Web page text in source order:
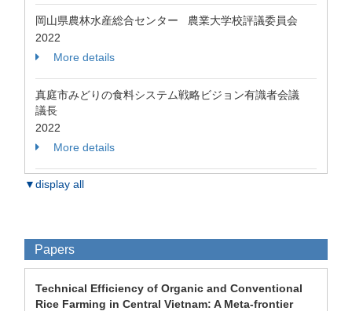
岡山県農林水産総合センター 農業大学校評議委員会
2022
More details
真庭市みどりの食料システム戦略ビジョン有識者会議
議長
2022
More details
▼display all
Papers
Technical Efficiency of Organic and Conventional
Rice Farming in Central Vietnam: A Meta-frontier